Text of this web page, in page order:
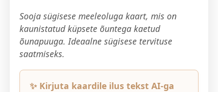
Sooja sügisese meeleoluga kaart, mis on
kaunistatud küpsete õuntega kaetud
õunapuuga. Ideaalne sügisese tervituse
saatmiseks.
✨ Kirjuta kaardile ilus tekst AI-ga